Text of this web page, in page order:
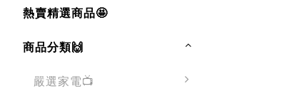
熱賣精選商品🤩
商品分類🙌
嚴選家電📺